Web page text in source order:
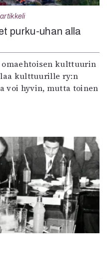
purku-uhan alla
kulttuurin
kulttuurille ry:n
voi hyvin, mutta toinen